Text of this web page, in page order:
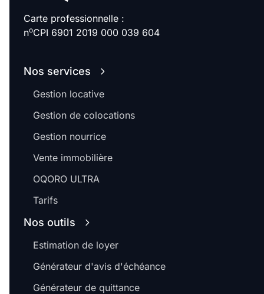
Carte professionnelle :
noCPI 6901 2019 000 039 604
Nos services
Gestion locative
Gestion de colocations
Gestion nourrice
Vente immobilière
OQORO ULTRA
Tarifs
Nos outils
Estimation de loyer
Générateur d'avis d'échéance
Générateur de quittance